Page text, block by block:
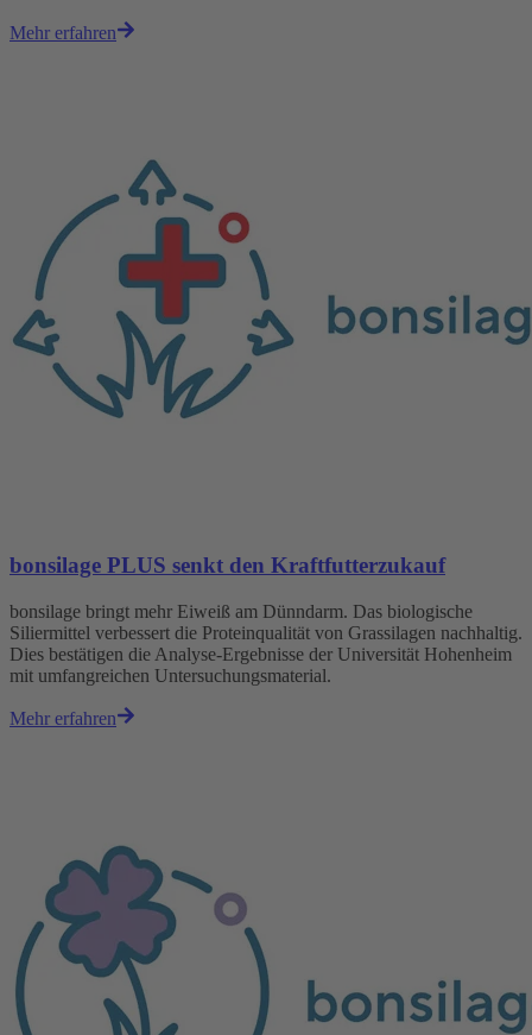
Mehr erfahren
bonsilage PLUS senkt den Kraftfutterzukauf
bonsilage bringt mehr Eiweiß am Dünndarm. Das biologische
Siliermittel verbessert die Proteinqualität von Grassilagen nachhaltig.
Dies bestätigen die Analyse-Ergebnisse der Universität Hohenheim
mit umfangreichen Untersuchungsmaterial.
Mehr erfahren